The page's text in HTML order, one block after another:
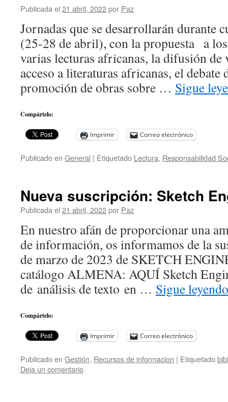
Publicada el 21 abril, 2022por Paz
Jornadas que se desarrollarán durante
(25-28 de abril), con la propuesta a
varias lecturas africanas, la difusión de
acceso a literaturas africanas, el
promoción de obras sobre … Sigue
Compártelo:
Imprimir Correo electrónico
Publicado en General | Etiquetado Lectura, Responsabilidad
Nueva suscripción: Sketch
Publicada el 21 abril, 2022por Paz
En nuestro afán de proporcionar una
de información, os informamos de la
de marzo de 2023 de SKETCH
catálogo ALMENA: AQUÍ Sketch
de análisis de texto en … Sigue
Compártelo:
Imprimir Correo electrónico
Publicado en Gestión, Recursos de informacion | Etiquetado
Deja un comentario